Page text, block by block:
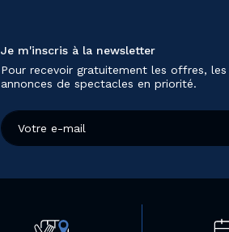
Je m'inscris à la newsletter
Pour recevoir gratuitement les offres,
annonces de spectacles en priorité.